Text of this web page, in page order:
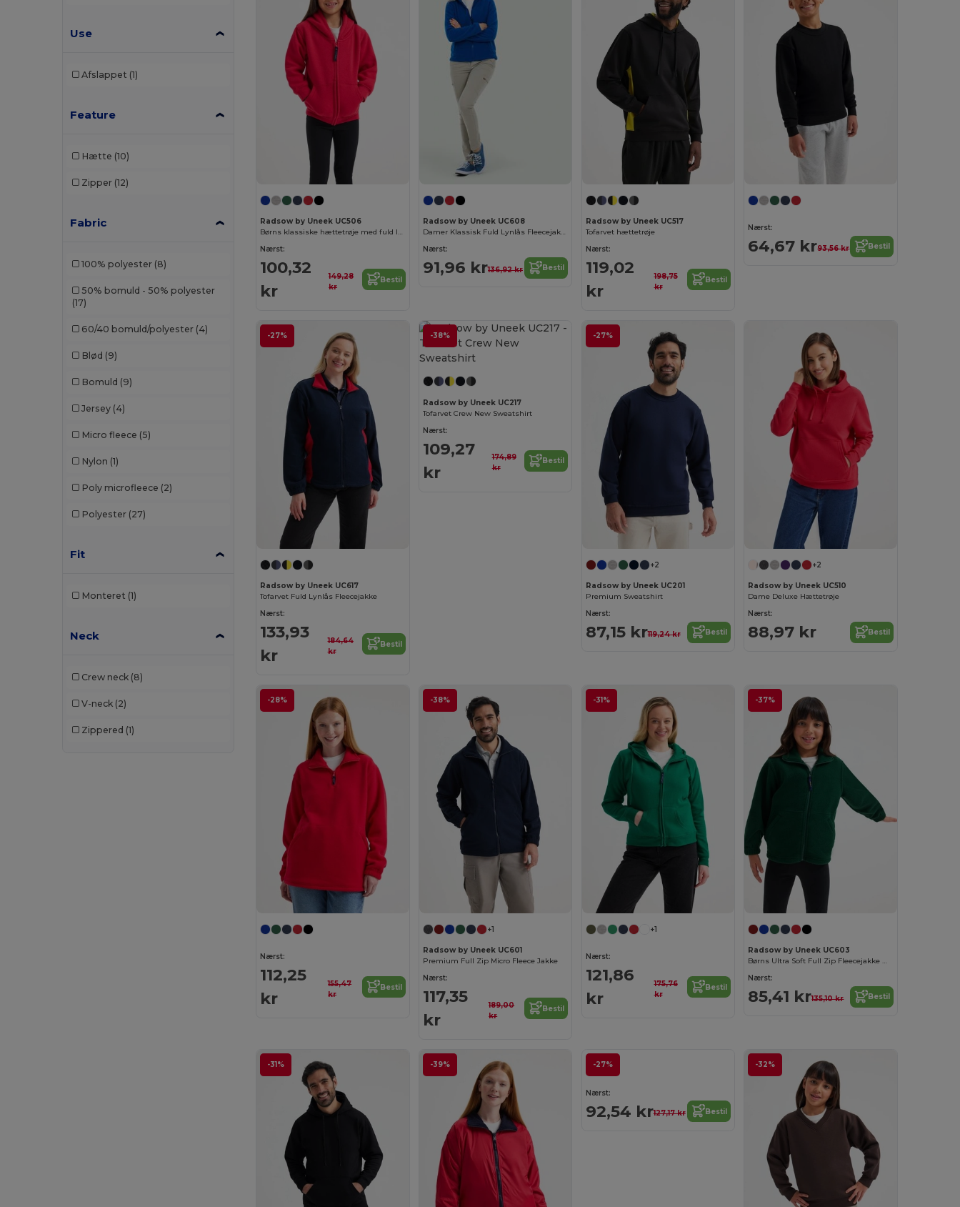
Elevate Life
Finden & Hales
Fruit of the Loom
Fruit of the Loom Vintage
Gildan
Herock (6)
iDeal Basic Brand (5)
Jack&Jones (3)
JHK (13)
Just Cool (6)
Kariban
Kariban Premium
Larkwood (1)
Lee
Malfini
Mustaghata
Use
Afslappet (1)
Feature
Hætte (10)
Zipper (12)
Fabric
100% polyester (8)
50% bomuld - 50% polyester
(17)
60/40 bomuld/polyester (4)
Blød (9)
Bomuld (9)
Jersey (4)
Micro fleece (5)
Nylon (1)
Poly microfleece (2)
Polyester (27)
Fit
Monteret (1)
Neck
Crew neck (8)
V-neck (2)
Zippered (1)
Radsow by Uneek UC506
Børns klassiske hættetrøje med fuld lynlås
Nærst:
100,32
kr
149,28
kr
Bestil
Radsow by Uneek UC608
Damer Klassisk Fuld Lynlås Fleecejakke
Nærst:
91,96 kr136,92 kr Bestil
Radsow by Uneek UC517
Tofarvet hættetrøje
Nærst:
119,02
kr
198,75
kr
Bestil
Nærst:
64,67 kr93,56 kr Bestil
-27%
Radsow by Uneek UC617
Tofarvet Fuld Lynlås Fleecejakke
Nærst:
133,93
kr
184,64
kr
Bestil
-38%
Radsow by Uneek UC217
Tofarvet Crew New Sweatshirt
Nærst:
109,27
kr
174,89
kr
Bestil
-27%
+2
Radsow by Uneek UC201
Premium Sweatshirt
Nærst:
87,15 kr119,24 kr Bestil
+2
Radsow by Uneek UC510
Dame Deluxe Hættetrøje
Nærst:
88,97 kr Bestil
-28%
Nærst:
112,25
kr
155,47
kr
Bestil
-38%
+1
Radsow by Uneek UC601
Premium Full Zip Micro Fleece Jakke
Nærst:
117,35
kr
189,00
kr
Bestil
-31%
+1
Nærst:
121,86
kr
175,76
kr
Bestil
-37%
Radsow by Uneek UC603
Børns Ultra Soft Full Zip Fleecejakke med lommer
Nærst:
85,41 kr135,10 kr Bestil
-31% -39% -27%
Nærst:
92,54 kr127,17 kr Bestil
-32%